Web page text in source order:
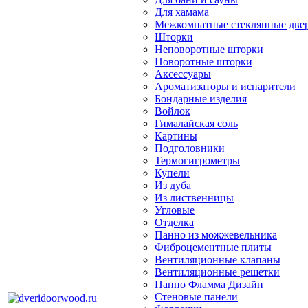
Для хамама
Межкомнатные стеклянные
Шторки
Неповоротные шторки
Поворотные шторки
Аксессуары
Ароматизаторы и испарители
Бондарные изделия
Войлок
Гималайская соль
Картины
Подголовники
Термогигрометры
Купели
Из дуба
Из лиственницы
Угловые
Отделка
Панно из можжевельника
Фиброцементные плиты
Вентиляционные клапаны
Вентиляционные решетки
Панно Фламма Дизайн
Стеновые панели